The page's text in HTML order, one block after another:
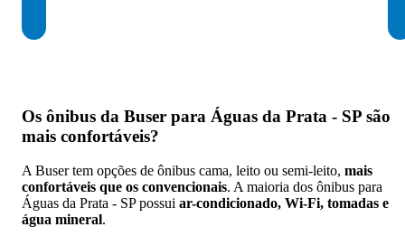
Os ônibus da Buser para Águas da Prata - SP são
mais confortáveis?
A Buser tem opções de ônibus cama, leito ou semi-leito, mais
confortáveis que os convencionais. A maioria dos ônibus para
Águas da Prata - SP possui ar-condicionado, Wi-Fi, tomadas e
água mineral.